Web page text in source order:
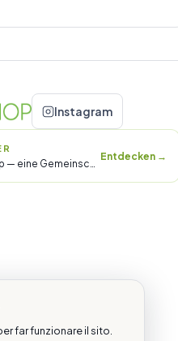
Instagram
Entdecken →
far funzionare il sito.